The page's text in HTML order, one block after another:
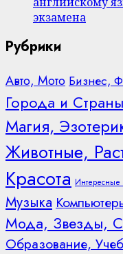
экзамена
Рубрики
Авто, Мото Бизнес,
Города и Страны
Магия,
Животные,
Красота Интересные
Музыка
Мода, Звезды,
Образование,